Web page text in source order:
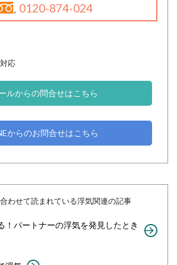
0120-874-024
応
ルからの問合せはこちら
からのお問合せはこちら
わせて読まれている浮気関連の記事
！パートナーの浮気を発見したとき